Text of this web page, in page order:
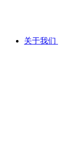
关于我们